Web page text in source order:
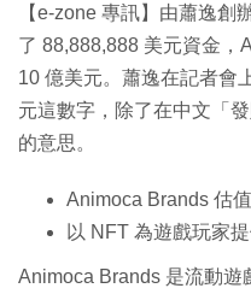
【e-zone 專訊】由蕭逸創
了 88,888,888 美元資金，
10 億美元。蕭逸在記者會
元這數字，除了在中文「
的意思。
Animoca Brands 估
以 NFT 為遊戲玩家
Animoca Brands 是流動遊